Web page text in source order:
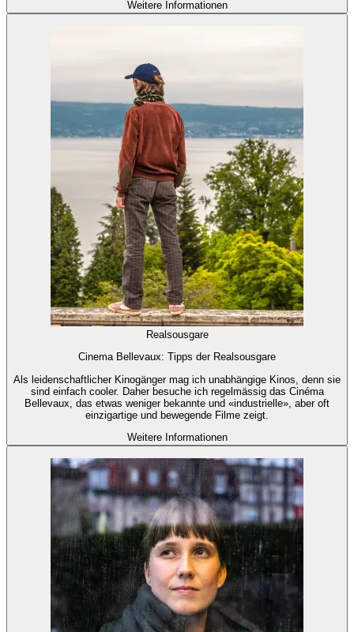
Weitere Informationen
Realsousgare
Cinema Bellevaux: Tipps der Realsousgare
Als leidenschaftlicher Kinogänger mag ich unabhängige Kinos, denn sie
sind einfach cooler. Daher besuche ich regelmässig das Cinéma
Bellevaux, das etwas weniger bekannte und «industrielle», aber oft
einzigartige und bewegende Filme zeigt.
Weitere Informationen